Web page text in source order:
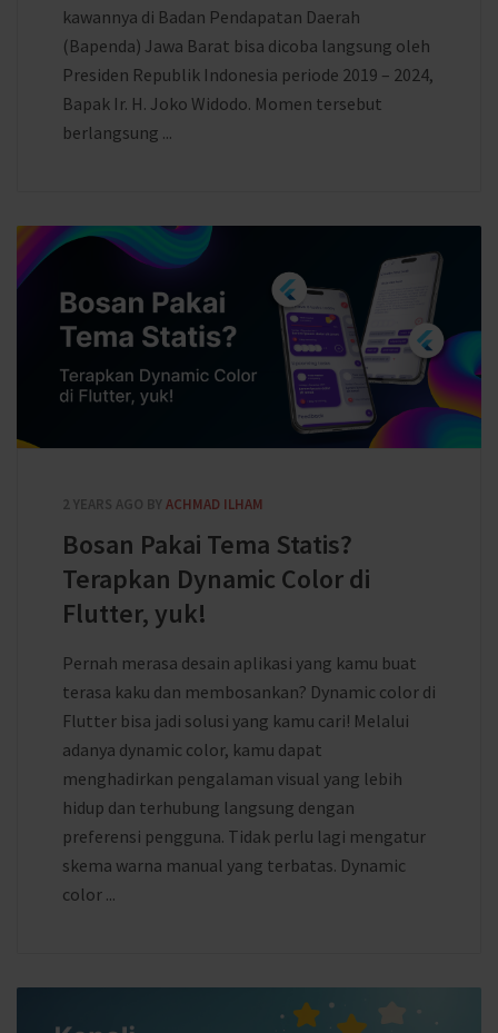
kawannya di Badan Pendapatan Daerah
(Bapenda) Jawa Barat bisa dicoba langsung oleh
Presiden Republik Indonesia periode 2019 – 2024,
Bapak Ir. H. Joko Widodo. Momen tersebut
berlangsung ...
2 YEARS AGO BY ACHMAD ILHAM
Bosan Pakai Tema Statis?
Terapkan Dynamic Color di
Flutter, yuk!
Pernah merasa desain aplikasi yang kamu buat
terasa kaku dan membosankan? Dynamic color di
Flutter bisa jadi solusi yang kamu cari! Melalui
adanya dynamic color, kamu dapat
menghadirkan pengalaman visual yang lebih
hidup dan terhubung langsung dengan
preferensi pengguna. Tidak perlu lagi mengatur
skema warna manual yang terbatas. Dynamic
color ...